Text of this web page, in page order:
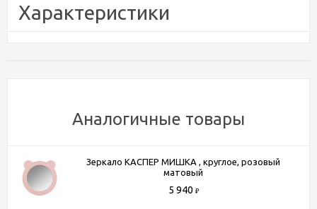
Характеристики
светодиодная
Тип выключателя
Диммируемый бесконтактный сенсор
Ширина, см
Высота, см
Аналогичные товары
Зеркало КАСПЕР МИШКА , круглое, розовый
матовый
5 940 ₽